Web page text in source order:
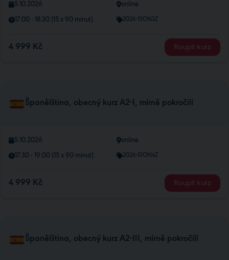
5.10.2026 online
17:00 - 18:30 (15 x 90 minut) 2026-S1ON3Z
4 999 Kč Koupit kurz
Španělština, obecný kurz A2-I, mírně pokročilí
5.10.2026 online
17:30 - 19:00 (15 x 90 minut) 2026-S1ON4Z
4 999 Kč Koupit kurz
Španělština, obecný kurz A2-III, mírně pokročilí